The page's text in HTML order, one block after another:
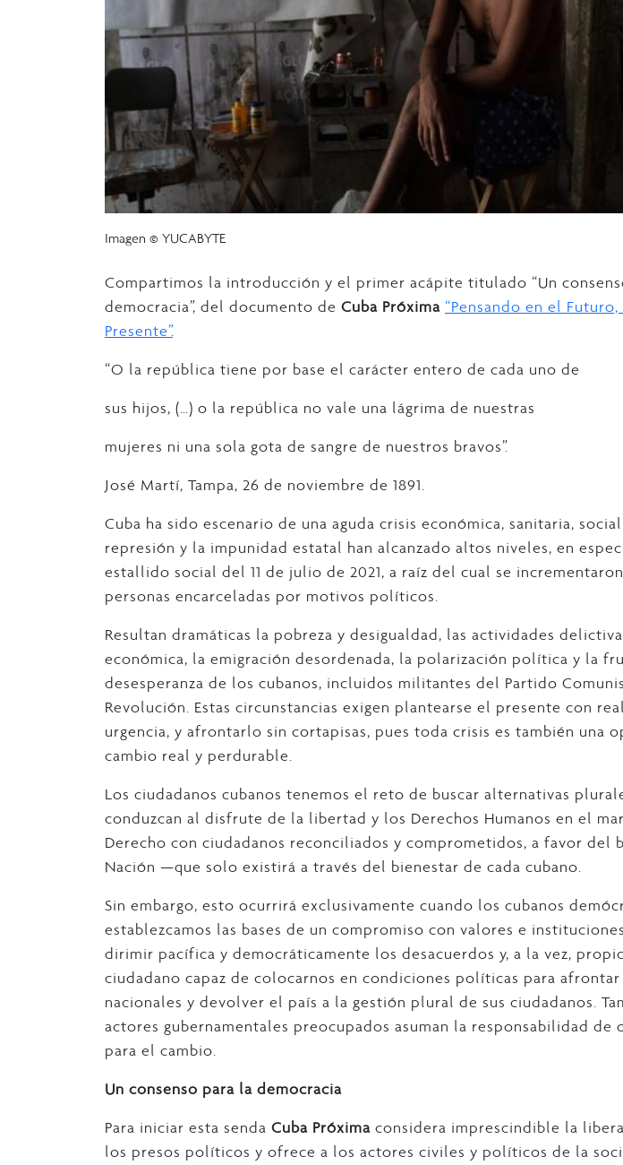
Imagen © YUCABYTE
Compartimos la introducción y el primer acápite titulado “Un
democracia”, del documento de Cuba Próxima “Pensando en el
Presente”.
“O la república tiene por base el carácter entero de cada uno de
sus hijos, (…) o la república no vale una lágrima de nuestras
mujeres ni una sola gota de sangre de nuestros bravos”.
José Martí, Tampa, 26 de noviembre de 1891.
Cuba ha sido escenario de una aguda crisis económica, sanitaria,
represión y la impunidad estatal han alcanzado altos niveles, en
estallido social del 11 de julio de 2021, a raíz del cual se
personas encarceladas por motivos políticos.
Resultan dramáticas la pobreza y desigualdad, las actividades
económica, la emigración desordenada, la polarización política y la
desesperanza de los cubanos, incluidos militantes del Partido
Revolución. Estas circunstancias exigen plantearse el presente con
urgencia, y afrontarlo sin cortapisas, pues toda crisis es también una
cambio real y perdurable.
Los ciudadanos cubanos tenemos el reto de buscar alternativas
conduzcan al disfrute de la libertad y los Derechos Humanos en el
Derecho con ciudadanos reconciliados y comprometidos, a favor del
Nación —que solo existirá a través del bienestar de cada cubano.
Sin embargo, esto ocurrirá exclusivamente cuando los cubanos
establezcamos las bases de un compromiso con valores e
dirimir pacífica y democráticamente los desacuerdos y, a la vez,
ciudadano capaz de colocarnos en condiciones políticas para
nacionales y devolver el país a la gestión plural de sus ciudadanos.
actores gubernamentales preocupados asuman la responsabilidad de
para el cambio.
Un consenso para la democracia
Para iniciar esta senda Cuba Próxima considera imprescindible la
los presos políticos y ofrece a los actores civiles y políticos de la